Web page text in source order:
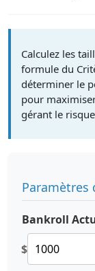
Calculez les
formule du
déterminer le
pour
gérant le
Paramètres
Bankroll
$